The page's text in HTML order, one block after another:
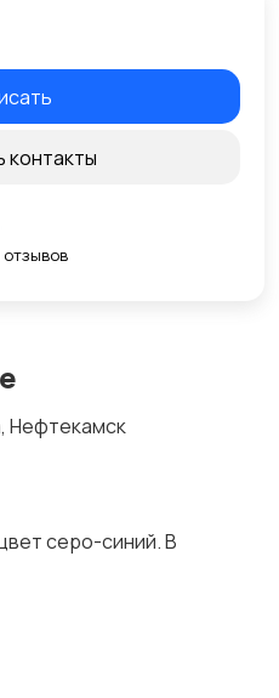
Нефтекамск
серо-синий. В
контакты
отзывов